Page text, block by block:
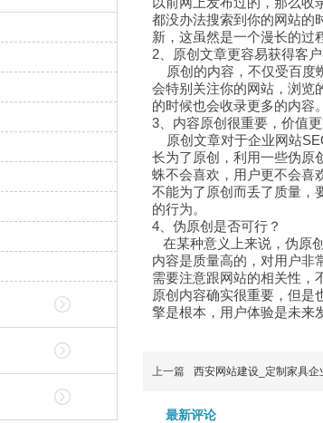
都没办法搜索到你的网站的
新，这虽然是一个漫长的过
2、原创文章更容易获得客
原创的内容，不仅受百度
会特别关注你的网站，浏览
的时候也会收录更多的内容
3、内容原创很重要，价值
原创文章对于企业网站
长为了原创，利用一些伪原
蛛不会喜欢，用户更不会喜
不能为了原创而丢了质量，
的行为。
4、伪原创是否可行？
在某种意义上来说，伪原
内容是质量高的，对用户非
需要注意跟网站的相关性，
原创内容确实很重要，但是
擎是根本，用户体验是未来
上一篇 西安网站建设_定制家具企
最新评论